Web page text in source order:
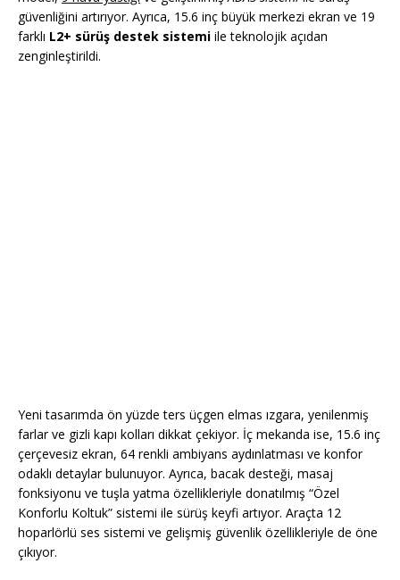
güvenliğini artırıyor. Ayrıca, 15.6 inç büyük merkezi ekran ve 19
farklı L2+ sürüş destek sistemi ile teknolojik açıdan
zenginleştirildi.
Yeni tasarımda ön yüzde ters üçgen elmas ızgara, yenilenmiş
farlar ve gizli kapı kolları dikkat çekiyor. İç mekanda ise, 15.6 inç
çerçevesiz ekran, 64 renkli ambiyans aydınlatması ve konfor
odaklı detaylar bulunuyor. Ayrıca, bacak desteği, masaj
fonksiyonu ve tuşla yatma özellikleriyle donatılmış “Özel
Konforlu Koltuk” sistemi ile sürüş keyfi artıyor. Araçta 12
hoparlörlü ses sistemi ve gelişmiş güvenlik özellikleriyle de öne
çıkıyor.